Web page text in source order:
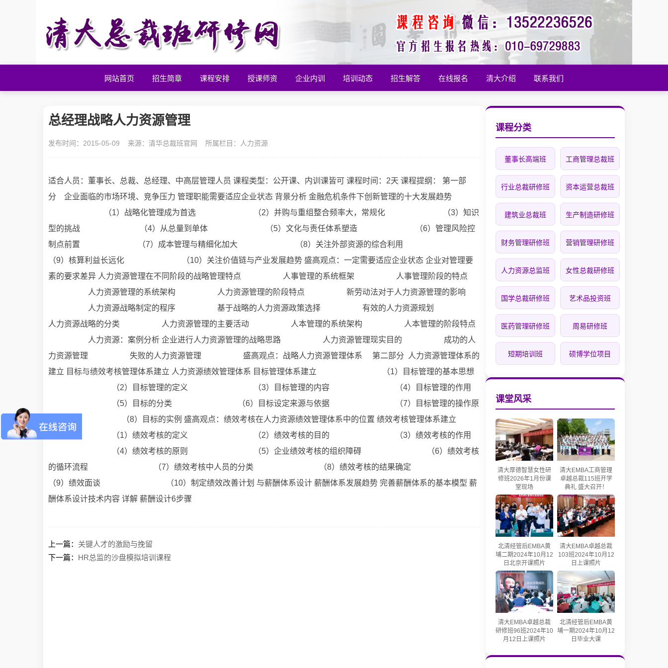
网站首页 招生简章 课程安排 授课师资 企业内训 培训动态 招生解答 在线报名 清大介绍 联系我们
总经理战略人力资源管理
发布时间：2015-05-09 来源： 清华总裁班官网 所属栏目： 人力资源
适合人员：董事长、总裁、总经理、中高层管理人员 课程类型：公开课、内训课皆可 课程时间：2天 课程提纲： 第一部
分 企业面临的市场环境、竞争压力 管理职能需要适应企业状态 背景分析 金融危机条件下创新管理的十大发展趋势
（1）战略化管理成为首选 （2）并购与重组整合频率大，常规化 （3）知识
型的挑战 （4）从总量到单体 （5）文化与责任体系塑造 （6）管理风险控
制点前置 （7）成本管理与精细化加大 （8）关注外部资源的综合利用
（9）核算利益长远化 （10）关注价值链与产业发展趋势 盛高观点：一定需要适应企业状态 企业对管理要
素的要求差异 人力资源管理在不同阶段的战略管理特点 人事管理的系统框架 人事管理阶段的特点
人力资源管理的系统架构 人力资源管理的阶段特点 新劳动法对于人力资源管理的影响
人力资源战略制定的程序 基于战略的人力资源政策选择 有效的人力资源规划
人力资源战略的分类 人力资源管理的主要活动 人本管理的系统架构 人本管理的阶段特点
人力资源：案例分析 企业进行人力资源管理的战略思路 人力资源管理现实目的 成功的人
力资源管理 失败的人力资源管理 盛高观点：战略人力资源管理体系 第二部分 人力资源管理体系的
建立 目标与绩效考核管理体系建立 人力资源绩效管理体系 目标管理体系建立 （1）目标管理的基本思想
（2）目标管理的定义 （3）目标管理的内容 （4）目标管理的作用
（5）目标的分类 （6）目标设定来源与依据 （7）目标管理的操作原
则 （8）目标的实例 盛高观点：绩效考核在人力资源绩效管理体系中的位置 绩效考核管理体系建立
（1）绩效考核的定义 （2）绩效考核的目的 （3）绩效考核的作用
（4）绩效考核的原则 （5）企业绩效考核的组织障碍 （6）绩效考核
的循环流程 （7）绩效考核中人员的分类 （8）绩效考核的结果确定
（9）绩效面谈 （10）制定绩效改善计划 与薪酬体系设计 薪酬体系发展趋势 完善薪酬体系的基本模型 薪
酬体系设计技术内容 详解 薪酬设计6步骤
上一篇： 关键人才的激励与挽留
下一篇： HR总监的沙盘模拟培训课程
课程分类
董事长高端班 工商管理总裁班
行业总裁研修班 资本运营总裁班
建筑业总裁班 生产制造研修班
财务管理研修班 营销管理研修班
人力资源总监班 女性总裁研修班
国学总裁研修班 艺术品投资班
医药管理研修班 周易研修班
短期培训班 硕博学位项目
课堂风采
清大厚德智慧女性研
修班2026年1月份课
堂现场
清大EMBA工商管理
卓越总裁115班开学
典礼 盛大召开！
北清经管后EMBA黄
埔二期2024年10月12
日北京开课照片
清大EMBA卓越总裁
103班2024年10月12
日上课照片
清大EMBA卓越总裁
研修班96班2024年10
月12日上课照片
北清经管后EMBA黄
埔一期2024年10月12
日毕业大课